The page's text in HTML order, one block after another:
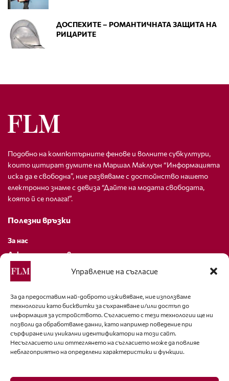
Управление на съгласие
За да предоставим най-доброто изживяване, ние използваме
технологии като бисквитки за съхраняване и/или достъп до
информация за устройството. Съгласието с тези технологии ще ни
позволи да обработваме данни, като например поведение при
сърфиране или уникални идентификатори на този сайт.
Несъгласието или оттеглянето на съгласието може да повлияе
неблагоприятно на определени характеристики и функции.
ДОСПЕХИТЕ – РОМАНТИЧНАТА ЗАЩИТА НА
РИЦАРИТЕ
Подобно на компютърните фенове и волните субкултури,
които цитират думите на Маршал Маклуън “Информацията
иска да е свободна”, ние развяваме с достойнство нашето
електронно знаме с девиза “Дайте на модата свободата,
която й се полага!”.
Полезни връзки
За нас
Декларация за поверителност
Политика за бисквитки
За контакти
editor@fashion-lifestyle.net
+359 88 227 33 47
Последвайте ни
Facebook